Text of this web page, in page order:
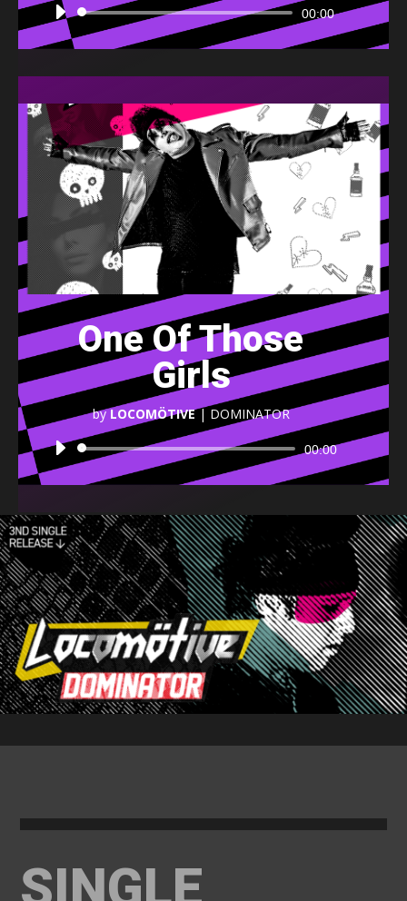
Audio
Player
00:00
One Of Those
Girls
byLOCOMÖTIVE| DOMINATOR
Audio
Player
00:00
SINGLE